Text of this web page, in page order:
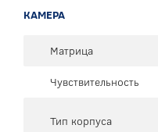
КАМЕРА
Матрица
Чувствительность
Тип корпуса